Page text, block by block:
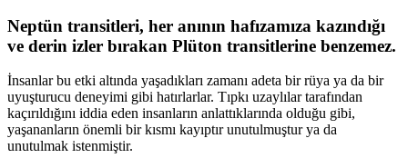
Neptün transitleri, her anının hafızamıza kazındığı
ve derin izler bırakan Plüton transitlerine benzemez.
İnsanlar bu etki altında yaşadıkları zamanı adeta bir rüya ya da bir
uyuşturucu deneyimi gibi hatırlarlar. Tıpkı uzaylılar tarafından
kaçırıldığını iddia eden insanların anlattıklarında olduğu gibi,
yaşananların önemli bir kısmı kayıptır unutulmuştur ya da
unutulmak istenmiştir.